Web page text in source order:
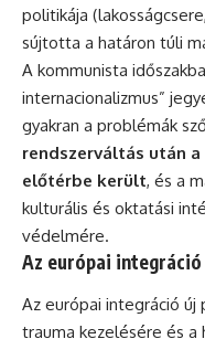
politikája
sújtotta a határon túli
A kommunista
internacionalizmus”
gyakran a problémák
rendszerváltás után
előtérbe került, és a
kulturális és oktatási
védelmére.
Az európai
Az európai integráció
trauma kezelésére és a